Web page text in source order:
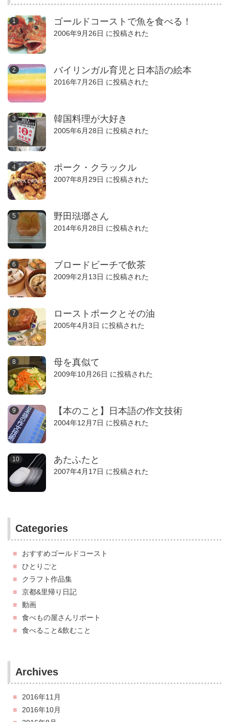
ゴールドコーストで魚を食べる！
2006年9月26日 に投稿された
バイリンガル育児と日本語の絵本
2016年7月26日 に投稿された
韓国料理が大好き
2005年6月28日 に投稿された
ポーク・クラックル
2007年8月29日 に投稿された
野田琺瑯さん
2014年6月28日 に投稿された
ブロードビーチで飲茶
2009年2月13日 に投稿された
ローストポークとその油
2005年4月3日 に投稿された
母を真似て
2009年10月26日 に投稿された
【本のこと】日本語の作文技術
2004年12月7日 に投稿された
あたふたと
2007年4月17日 に投稿された
Categories
おすすめゴールドコースト
ひとりごと
クラフト作品集
京都&里帰り日記
動画
食べもの屋さんリポート
食べること&飲むこと
Archives
2016年11月
2016年10月